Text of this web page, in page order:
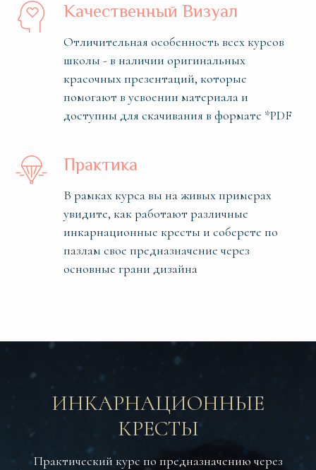
Качественный Визуал
Отличительная особенность всех курсов
школы - в наличии оригинальных
красочных презентаций, которые
помогают в усвоении материала и
доступны для скачивания в формате *PDF
Практика
В рамках курса вы на живых примерах
увидите, как работают различные
инкарнационные кресты и соберете по
пазлам свое предназначение через
основные грани дизайна
ИНКАРНАЦИОННЫЕ
КРЕСТЫ
Практический курс по предназначению через